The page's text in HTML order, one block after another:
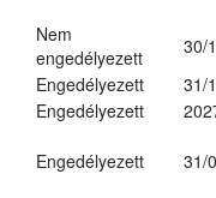
Nem
engedélyezett
30/
Engedélyezett
31/
Engedélyezett
Engedélyezett 31/